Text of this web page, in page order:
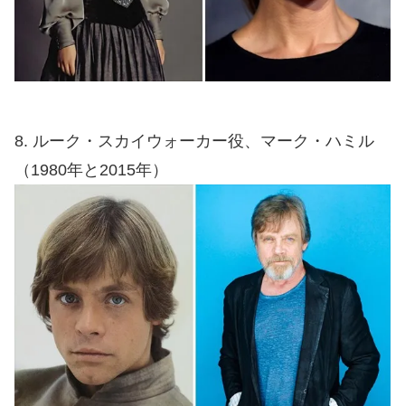
8. ルーク・スカイウォーカー役、マーク・ハミル
（1980年と2015年）